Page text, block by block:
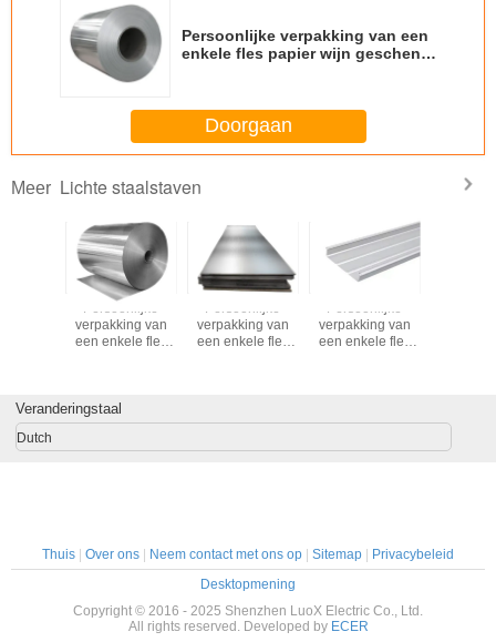
Persoonlijke verpakking van een
enkele fles papier wijn geschenk
Doorgaan
Meer Lichte staalstaven
Persoonlijke
verpakking van
een enkele fles
tassen
Persoonlijke
verpakking van
een enkele fles
Persoonlijke
verpakking van
een enkele fles
Veranderingstaal
Dutch
Thuis | Over ons | Neem contact met ons op | Sitemap | Privacybeleid
Desktopmening
Copyright © 2016 - 2025 Shenzhen LuoX Electric Co., Ltd.
All rights reserved. Developed by ECER